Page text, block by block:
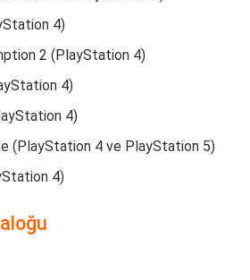
4)
2 (PlayStation 4)
4)
4)
(PlayStation 4 ve PlayStation 5)
4)